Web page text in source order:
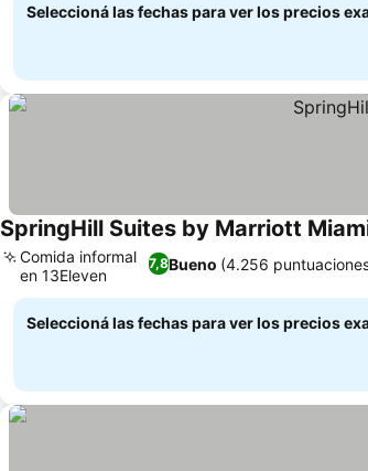
Seleccioná las fechas para ver los precios
SpringHill Suites by Marriott
7,8Bueno (4.256
Comida informal
en 13Eleven
Seleccioná las fechas para ver los precios